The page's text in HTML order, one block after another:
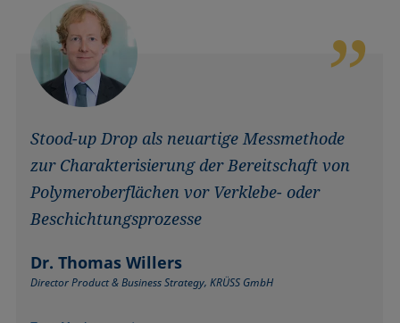
Stood-up Drop als neuartige Messmethode
zur Charakterisierung der Bereitschaft von
Polymeroberflächen vor Verklebe- oder
Beschichtungsprozesse
Dr. Thomas Willers
Director Product & Business Strategy, KRÜSS GmbH